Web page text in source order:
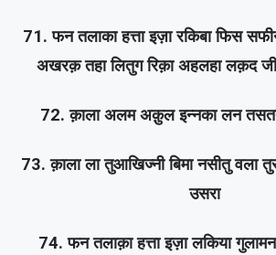
71. फन तलाका हत्ता इज़ा रकिबा फिस
अखरक़ तहा लितुग रिक़ा अहलहा लक़द
72. क़ाला अलम अक़ुल इन्नका लन
73. क़ाला ला तुआखिज्नी बिमा नसीतु वला
उसरा
74. फन तलाक़ा हत्ता इज़ा लकिया